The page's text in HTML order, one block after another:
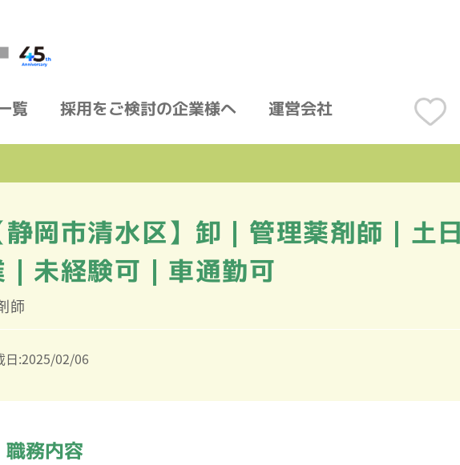
覧 採用をご検討の企業様へ 運営会社
静岡市清水区】卸｜管理薬剤師｜土
｜未経験可｜車通勤可
師
日:2025/02/06
職務内容